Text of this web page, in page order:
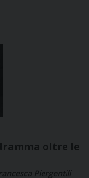
oltre le
Piergentili